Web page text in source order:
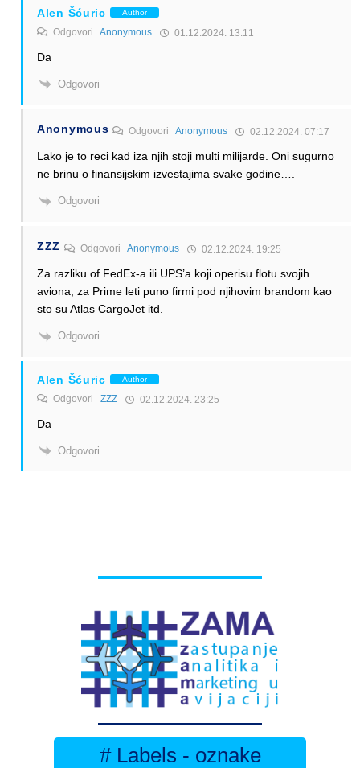
Alen Šćuric Author
Odgovori Anonymous 01.12.2024. 13:11
Da
Odgovori
Anonymous OdgovoriAnonymous 02.12.2024. 07:17
Lako je to reci kad iza njih stoji multi milijarde. Oni sugurno
ne brinu o finansijskim izvestajima svake godine….
Odgovori
ZZZ OdgovoriAnonymous 02.12.2024. 19:25
Za razliku of FedEx-a ili UPS’a koji operisu flotu svojih
aviona, za Prime leti puno firmi pod njihovim brandom kao
sto su Atlas CargoJet itd.
Odgovori
Alen Šćuric Author
Odgovori ZZZ 02.12.2024. 23:25
Da
Odgovori
# Labels - oznake